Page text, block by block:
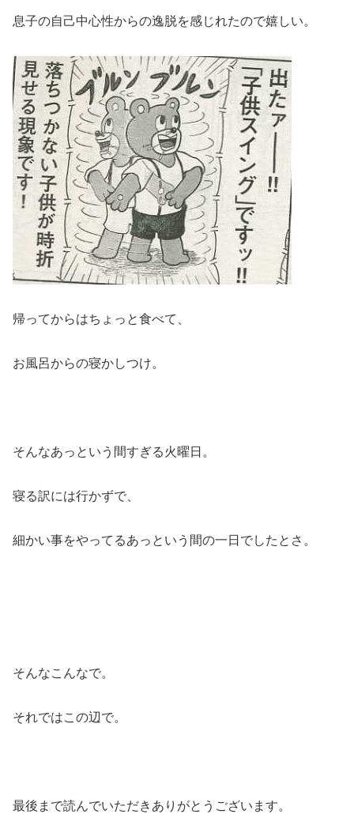
息子の自己中心性からの逸脱を感じれたので嬉しい。
帰ってからはちょっと食べて、
お風呂からの寝かしつけ。
そんなあっという間すぎる火曜日。
寝る訳には行かずで、
細かい事をやってるあっという間の一日でしたとさ。
そんなこんなで。
それではこの辺で。
最後まで読んでいただきありがとうございます。